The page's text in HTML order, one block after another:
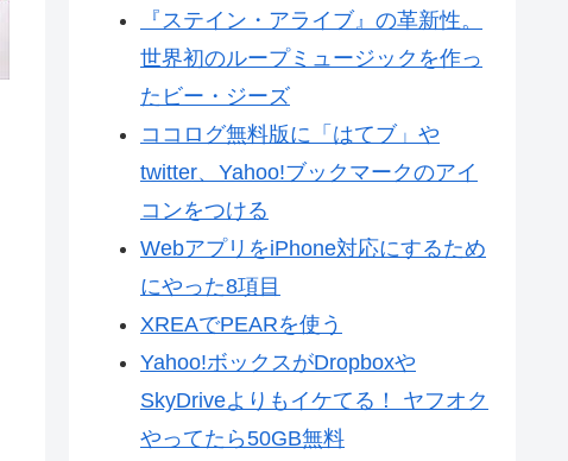
『ステイン・アライブ』の革新性。
世界初のループミュージックを作っ
たビー・ジーズ
ココログ無料版に「はてブ」や
twitter、Yahoo!ブックマークのアイ
コンをつける
WebアプリをiPhone対応にするため
にやった8項目
XREAでPEARを使う
Yahoo!ボックスがDropboxや
SkyDriveよりもイケてる！ ヤフオク
やってたら50GB無料